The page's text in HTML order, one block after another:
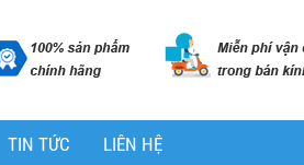
TIN TỨC LIÊN HỆ